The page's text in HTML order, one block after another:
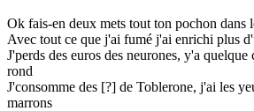
Ok fais-en deux mets tout ton pochon dans
Avec tout ce que j'ai fumé j'ai enrichi plus
J'perds des euros des neurones, y'a quelque
rond
J'consomme des [?] de Toblerone, j'ai les
marrons